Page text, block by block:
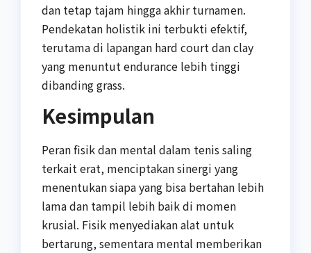
dan tetap tajam hingga akhir turnamen.
Pendekatan holistik ini terbukti efektif,
terutama di lapangan hard court dan clay
yang menuntut endurance lebih tinggi
dibanding grass.
Kesimpulan
Peran fisik dan mental dalam tenis saling
terkait erat, menciptakan sinergi yang
menentukan siapa yang bisa bertahan lebih
lama dan tampil lebih baik di momen
krusial. Fisik menyediakan alat untuk
bertarung, sementara mental memberikan